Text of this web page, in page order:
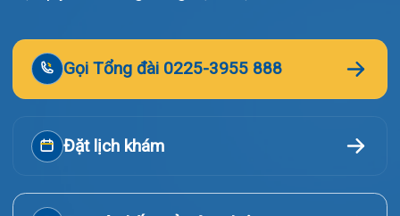
© Bệnh viện đa khoa Quốc tế Hải Phòng - HIH. All rights